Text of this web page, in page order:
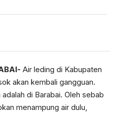
Air leding di Kabupaten
akan kembali gangguan.
di Barabai. Oleh sebab
menampung air dulu,